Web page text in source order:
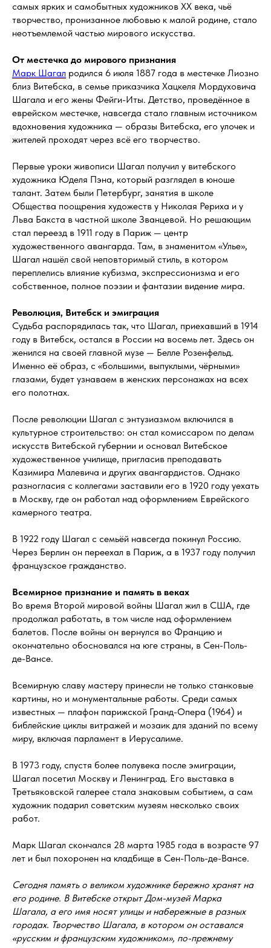
самых ярких и самобытных художников XX века, чьё
творчество, пронизанное любовью к малой родине, стало
неотъемлемой частью мирового искусства.
От местечка до мирового признания
Марк Шагал родился 6 июля 1887 года в местечке Лиозно
близ Витебска, в семье приказчика Хацкеля Мордуховича
Шагала и его жены Фейги-Иты. Детство, проведённое в
еврейском местечке, навсегда стало главным источником
вдохновения художника — образы Витебска, его улочек и
жителей проходят через всё его творчество.
Первые уроки живописи Шагал получил у витебского
художника Юделя Пэна, который разглядел в юноше
талант. Затем были Петербург, занятия в школе
Общества поощрения художеств у Николая Рериха и у
Льва Бакста в частной школе Званцевой. Но решающим
стал переезд в 1911 году в Париж — центр
художественного авангарда. Там, в знаменитом «Улье»,
Шагал нашёл свой неповторимый стиль, в котором
переплелись влияние кубизма, экспрессионизма и его
собственное, полное поэзии и фантазии видение мира.
Революция, Витебск и эмиграция
Судьба распорядилась так, что Шагал, приехавший в 1914
году в Витебск, остался в России на восемь лет. Здесь он
женился на своей главной музе — Белле Розенфельд.
Именно её образ, с «большими, выпуклыми, чёрными»
глазами, будет узнаваем в женских персонажах на всех
его полотнах.
После революции Шагал с энтузиазмом включился в
культурное строительство: он стал комиссаром по делам
искусств Витебской губернии и основал Витебское
художественное училище, пригласив преподавать
Казимира Малевича и других авангардистов. Однако
разногласия с коллегами заставили его в 1920 году уехать
в Москву, где он работал над оформлением Еврейского
камерного театра.
В 1922 году Шагал с семьёй навсегда покинул Россию.
Через Берлин он переехал в Париж, а в 1937 году получил
французское гражданство.
Всемирное признание и память в веках
Во время Второй мировой войны Шагал жил в США, где
продолжал работать, в том числе над оформлением
балетов. После войны он вернулся во Францию и
окончательно обосновался на юге страны, в Сен-Поль-
де-Вансе.
Всемирную славу мастеру принесли не только станковые
картины, но и монументальные работы. Среди самых
известных — плафон парижской Гранд-Опера (1964) и
библейские циклы витражей и мозаик для зданий по всему
миру, включая парламент в Иерусалиме.
В 1973 году, спустя более полувека после эмиграции,
Шагал посетил Москву и Ленинград. Его выставка в
Третьяковской галерее стала знаковым событием, а сам
художник подарил советским музеям несколько своих
работ.
Марк Шагал скончался 28 марта 1985 года в возрасте 97
лет и был похоронен на кладбище в Сен-Поль-де-Вансе.
Сегодня память о великом художнике бережно хранят на
его родине. В Витебске открыт Дом-музей Марка
Шагала, а его имя носят улицы и набережные в разных
городах. Творчество Шагала, в котором он оставался
«русским и французским художником», по-прежнему